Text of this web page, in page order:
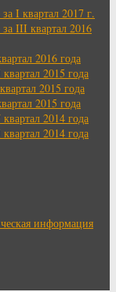
I квартал 2017 г.
III квартал 2016
2016 года
2015 года
2015 года
2015 года
2014 года
2014 года
информация